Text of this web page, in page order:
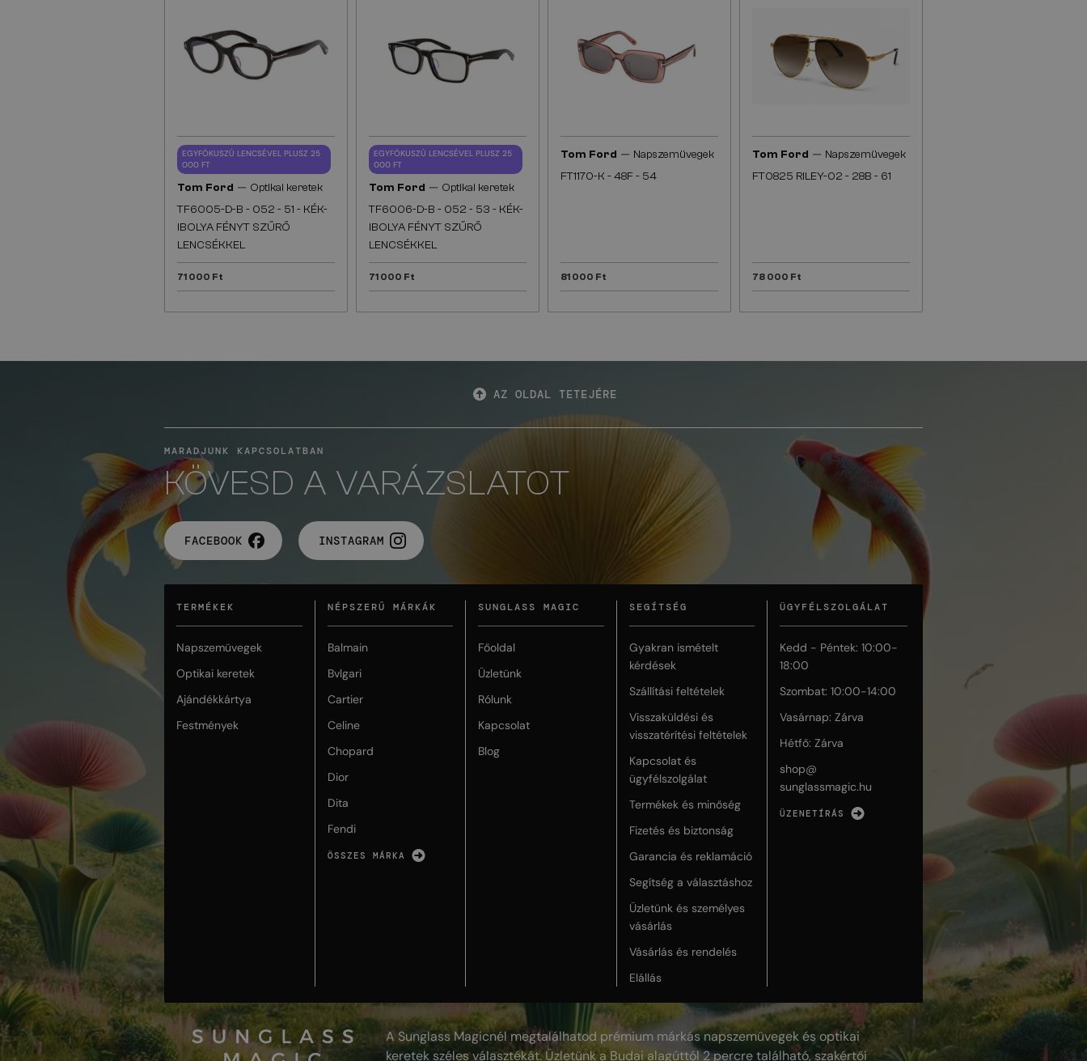
EGYFÓKUSZÚ LENCSÉVEL PLUSZ 25
000 FT
Tom Ford — Optikai keretek
TF6005-D-B - 052 - 51 - KÉK-
IBOLYA FÉNYT SZŰRŐ
LENCSÉKKEL
71 000 Ft
EGYFÓKUSZÚ LENCSÉVEL PLUSZ 25
000 FT
Tom Ford — Optikai keretek
TF6006-D-B - 052 - 53 - KÉK-
IBOLYA FÉNYT SZŰRŐ
LENCSÉKKEL
71 000 Ft
Tom Ford — Napszemüvegek
FT1170-K - 48F - 54
81 000 Ft
Tom Ford — Napszemüvegek
FT0825 RILEY-02 - 28B - 61
78 000 Ft
AZ OLDAL TETEJÉRE
MARADJUNK KAPCSOLATBAN
KÖVESD A VARÁZSLATOT
FACEBOOK INSTAGRAM
TERMÉKEK
Napszemüvegek
Optikai keretek
Ajándékkártya
Festmények
NÉPSZERŰ MÁRKÁK
Balmain
Bvlgari
Cartier
Celine
Chopard
Dior
Dita
Fendi
ÖSSZES MÁRKA
SUNGLASS MAGIC
Főoldal
Üzletünk
Rólunk
Kapcsolat
Blog
SEGÍTSÉG
Gyakran ismételt
kérdések
Szállítási feltételek
Visszaküldési és
visszatérítési feltételek
Kapcsolat és
ügyfélszolgálat
Termékek és minőség
Fizetés és biztonság
Garancia és reklamáció
Segítség a választáshoz
Üzletünk és személyes
vásárlás
Vásárlás és rendelés
Elállás
ÜGYFÉLSZOLGÁLAT
Kedd - Péntek: 10:00-
18:00
Szombat: 10:00-14:00
Vasárnap: Zárva
Hétfő: Zárva
shop@
sunglassmagic.hu
ÜZENETÍRÁS
A Sunglass Magicnél megtalálhatod prémium márkás napszemüvegek és optikai
keretek széles választékát. Üzletünk a Budai alagúttól 2 percre található, szakértői